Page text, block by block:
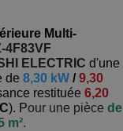
Multi-
4F83VF
ELECTRIC d'une
de 8,30 kW /9,30
restituée 6,20
). Pour une pièce de
m².